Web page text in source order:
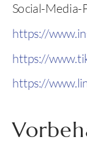
Social-
https://
https://
https://